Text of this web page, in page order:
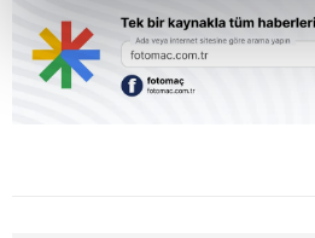
kalemimiz olduğunu sizlere
Her halükârda, kullanıcılar, bu
takdirde, kullanıcılara hedefli